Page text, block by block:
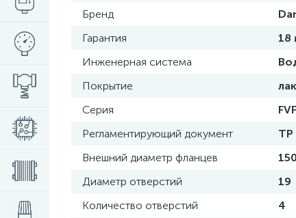
Бренд
Гарантия
18
Инженерная система
Покрытие
Серия
FVF
Регламентирующий документ
ТР
Внешний диаметр фланцев
150
Диаметр отверстий
19
Количество отверстий
4